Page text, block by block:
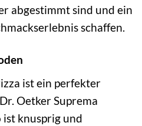
abgestimmt sind und ein
schaffen.
ist ein perfekter
Oetker Suprema
ist knusprig und